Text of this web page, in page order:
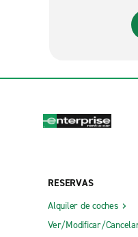
RESERVAS
Alquiler de coches
Ver/Modificar/